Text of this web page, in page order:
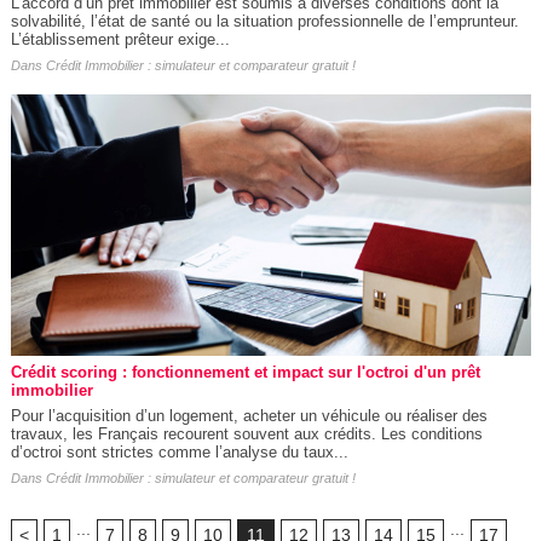
solvabilité, l’état de santé ou la situation professionnelle de l’emprunteur.
L’établissement prêteur exige...
Dans Crédit Immobilier : simulateur et comparateur gratuit !
Crédit scoring : fonctionnement et impact sur l'octroi d'un prêt
immobilier
Pour l’acquisition d’un logement, acheter un véhicule ou réaliser des
travaux, les Français recourent souvent aux crédits. Les conditions
d’octroi sont strictes comme l’analyse du taux...
Dans Crédit Immobilier : simulateur et comparateur gratuit !
< 1 7 8 9 10 11 12 13 14 15 17